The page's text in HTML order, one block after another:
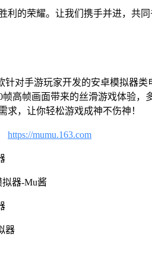
利的荣耀。让我们携手并进，共同
针对手游玩家开发的安卓模拟器
高帧画面带来的丝滑游戏体验，
求，让你轻松游戏成神不伤神！
https://mumu.163.com
器-Mu酱
器